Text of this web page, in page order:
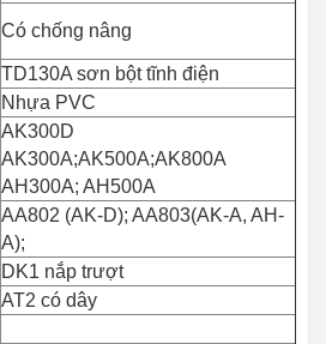
Có chống nâng
TD130A sơn bột tĩnh điện
Nhựa PVC
AK300D
AK300A;AK500A;AK800A
AH300A; AH500A
AA802 (AK-D); AA803(AK-A, AH-
A);
DK1 nắp trượt
AT2 có dây